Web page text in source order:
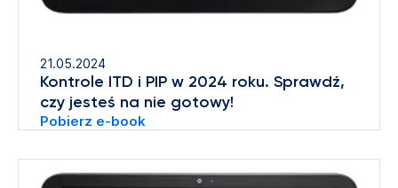
21.05.2024
Kontrole ITD i PIP w 2024 roku. Sprawdź,
czy jesteś na nie gotowy!
Pobierz e-book